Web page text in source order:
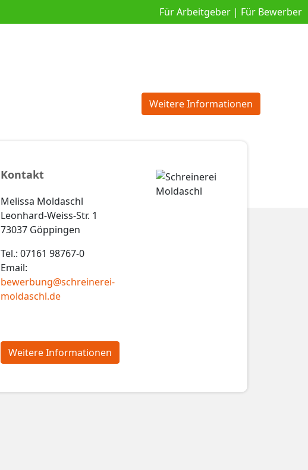
Für Arbeitgeber | Für Bewerber
Weitere Informationen
Kontakt
Melissa Moldaschl
Leonhard-Weiss-Str. 1
73037 Göppingen
Tel.: 07161 98767-0
Email:
bewerbung@schreinerei-
moldaschl.de
Weitere Informationen